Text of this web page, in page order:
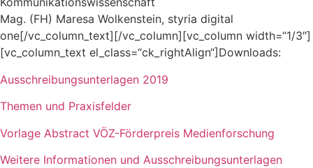
Mag. (FH) Maresa Wolkenstein, styria digital
one[/vc_column_text][/vc_column][vc_column width=“1/3″]
[vc_column_text el_class=“ck_rightAlign“]Downloads:
Ausschreibungsunterlagen 2019
Themen und Praxisfelder
Vorlage Abstract VÖZ-Förderpreis Medienforschung
Weitere Informationen und Ausschreibungsunterlagen